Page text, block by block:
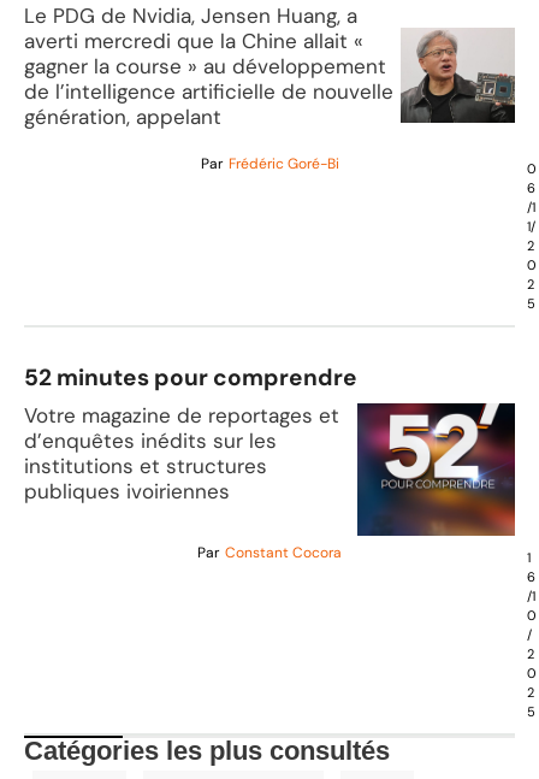
Le PDG de Nvidia, Jensen Huang, a
averti mercredi que la Chine allait «
gagner la course » au développement
de l’intelligence artificielle de nouvelle
génération, appelant
Par Frédéric Goré-Bi
0
6
/1
1/
2
0
2
5
52 minutes pour comprendre
Votre magazine de reportages et
d’enquêtes inédits sur les
institutions et structures
publiques ivoiriennes
Par Constant Cocora
1
6
/1
0
/
2
0
2
5
Catégories les plus consultés